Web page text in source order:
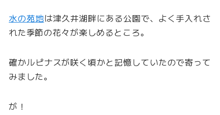
水の苑地は津久井湖畔にある公園で、よく手入れさ
れた季節の花々が楽しめるところ。
確かルピナスが咲く頃かと記憶していたので寄って
みました。
が！